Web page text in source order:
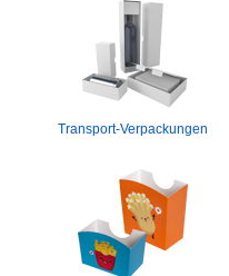
Transport-Verpackungen